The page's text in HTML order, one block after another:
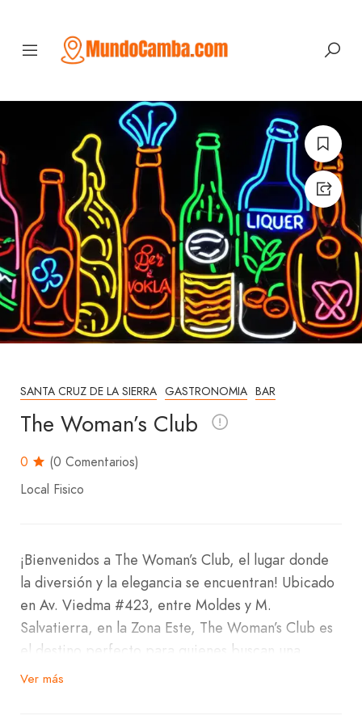
SANTA CRUZ DE LA SIERRA GASTRONOMIA BAR
The Woman’s Club
0
(0 Comentarios)
Local Fisico
¡Bienvenidos a The Woman’s Club, el lugar donde
la diversión y la elegancia se encuentran! Ubicado
en Av. Viedma #423, entre Moldes y M.
Salvatierra, en la Zona Este, The Woman’s Club es
el destino perfecto para quienes buscan una
experiencia nocturna exclusiva.
Ver más